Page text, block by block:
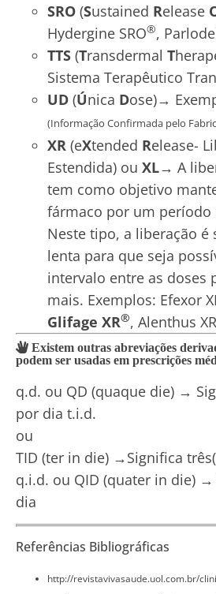
SRO (Sustained Release
Hydergine SRO®,
TTS (Transdermal T
Sistema Terapêutico
UD (Única Dose)→
(Informação Confirmada pelo
XR (eXtended Release-
Estendida) ou XL→ A
tem como objetivo
fármaco por um
Neste tipo, a liberação
lenta para que seja
intervalo entre as doses
mais. Exemplos: Efexor
Glifage XR®, Alenthus XR
Existem outras abreviações
podem ser usadas em prescrições
q.d. ou QD (quaque die) →
por dia t.i.d.
ou
TID (ter in die) →Significa
q.i.d. ou QID (quater in die) →
dia
Referências Bibliográficas
http://revistavivasaude.uol.com.br/